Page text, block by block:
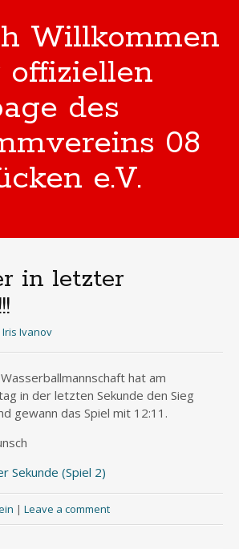
Willkommen
offiziellen
des
08
e.V.
in letzter
Iris Ivanov
hat am
in der letzten Sekunde den Sieg
gewann das Spiel mit 12:11.
Sekunde (Spiel 2)
| Leave a comment